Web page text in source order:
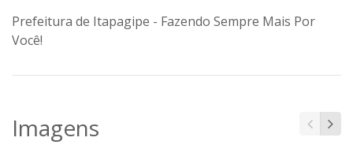
Prefeitura de Itapagipe - Fazendo Sempre Mais Por
Você!
Imagens